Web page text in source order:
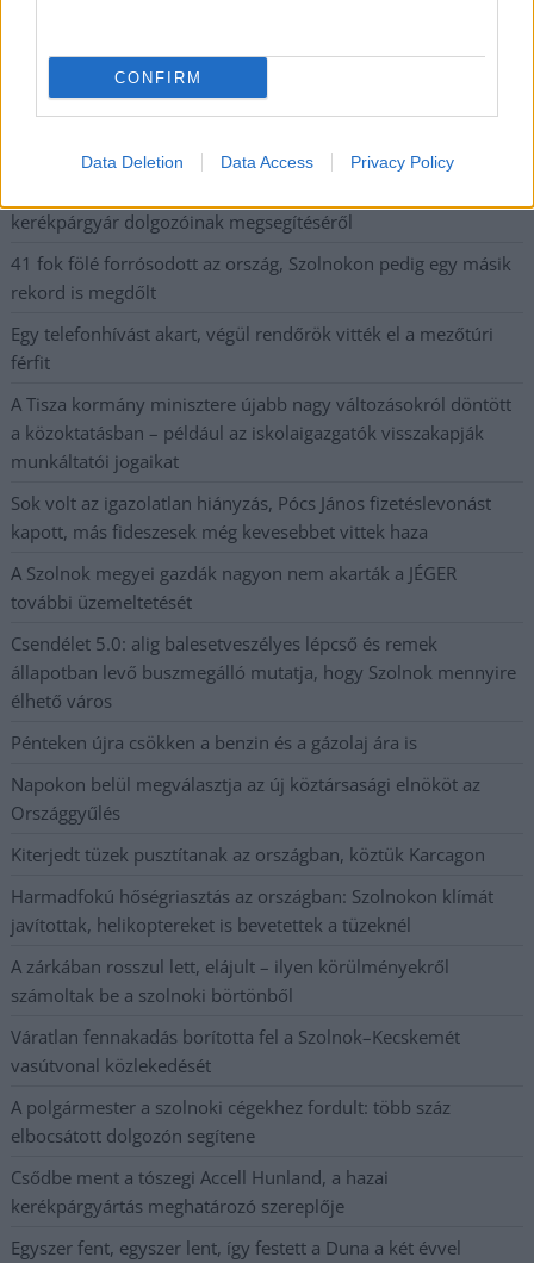
CONFIRM
Data Deletion Data Access Privacy Policy
Országos ellenőrzés indult a hazai akkumulátoripari
Az idei év leglassabb növekedését hozta a június a
kiskereskedelemben
kerékpárgyár dolgozóinak megsegítéséről
41 fok fölé forrósodott az ország, Szolnokon pedig egy másik
rekord is megdőlt
Egy telefonhívást akart, végül rendőrök vitték el a mezőtúri
férfit
A Tisza kormány minisztere újabb nagy változásokról döntött
a közoktatásban – például az iskolaigazgatók visszakapják
munkáltatói jogaikat
Sok volt az igazolatlan hiányzás, Pócs János fizetéslevonást
kapott, más fideszesek még kevesebbet vittek haza
A Szolnok megyei gazdák nagyon nem akarták a JÉGER
további üzemeltetését
Csendélet 5.0: alig balesetveszélyes lépcső és remek
állapotban levő buszmegálló mutatja, hogy Szolnok mennyire
élhető város
Pénteken újra csökken a benzin és a gázolaj ára is
Napokon belül megválasztja az új köztársasági elnököt az
Országgyűlés
Kiterjedt tüzek pusztítanak az országban, köztük Karcagon
Harmadfokú hőségriasztás az országban: Szolnokon klímát
javítottak, helikoptereket is bevetettek a tüzeknél
A zárkában rosszul lett, elájult – ilyen körülményekről
számoltak be a szolnoki börtönből
Váratlan fennakadás borította fel a Szolnok–Kecskemét
vasútvonal közlekedését
A polgármester a szolnoki cégekhez fordult: több száz
elbocsátott dolgozón segítene
Csődbe ment a tószegi Accell Hunland, a hazai
kerékpárgyártás meghatározó szereplője
Egyszer fent, egyszer lent, így festett a Duna a két évvel